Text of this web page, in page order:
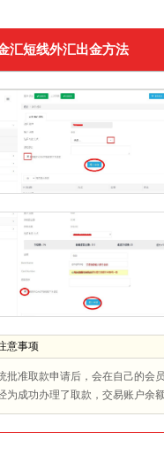
汇短线外汇出金方法
意事项
批准取款申请后，会在自己的会
为成功办理了取款，交易账户余